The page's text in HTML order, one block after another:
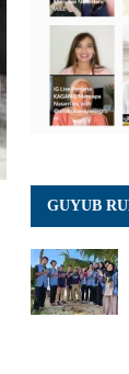
GUYUB